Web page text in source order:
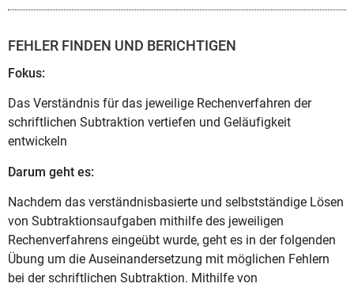
FEHLER FINDEN UND BERICHTIGEN
Fokus:
Das Verständnis für das jeweilige Rechenverfahren der
schriftlichen Subtraktion vertiefen und Geläufigkeit
entwickeln
Darum geht es:
Nachdem das verständnisbasierte und selbstständige Lösen
von Subtraktionsaufgaben mithilfe des jeweiligen
Rechenverfahrens eingeübt wurde, geht es in der folgenden
Übung um die Auseinandersetzung mit möglichen Fehlern
bei der schriftlichen Subtraktion. Mithilfe von